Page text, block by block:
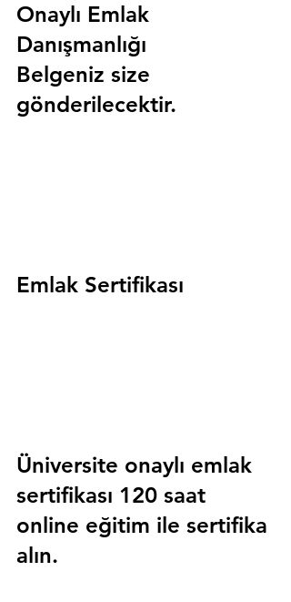
Onaylı Emlak
Danışmanlığı
Belgeniz size
gönderilecektir.
Emlak Sertifikası
Üniversite onaylı emlak
sertifikası 120 saat
online eğitim ile sertifika
alın.